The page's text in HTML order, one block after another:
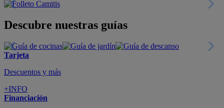
Descubre nuestras guías
Tarjeta
Descuentos y más
+INFO
Financiación